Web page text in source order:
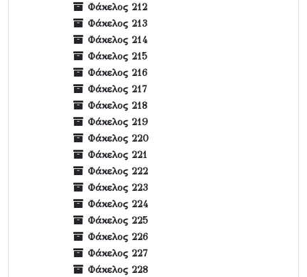
Φάκελος 212
Φάκελος 213
Φάκελος 214
Φάκελος 215
Φάκελος 216
Φάκελος 217
Φάκελος 218
Φάκελος 219
Φάκελος 220
Φάκελος 221
Φάκελος 222
Φάκελος 223
Φάκελος 224
Φάκελος 225
Φάκελος 226
Φάκελος 227
Φάκελος 228